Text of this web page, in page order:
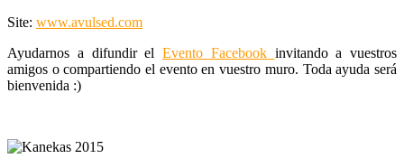
Site: www.avulsed.com
Ayudarnos a difundir el Evento Facebook invitando a vuestros
amigos o compartiendo el evento en vuestro muro. Toda ayuda será
bienvenida :)